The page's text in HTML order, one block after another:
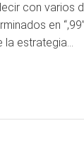
con varios
en
la estrategia...